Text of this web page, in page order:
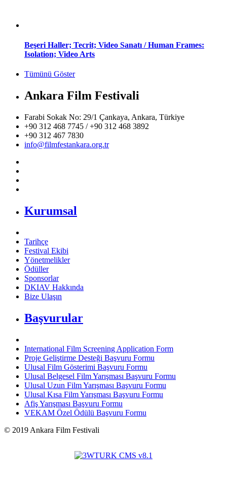
Beşeri Haller; Tecrit; Video Sanatı / Human Frames:
Isolation; Video Arts
Tümünü Göster
Ankara Film Festivali
Farabi Sokak No: 29/1 Çankaya, Ankara, Türkiye
+90 312 468 7745 / +90 312 468 3892
+90 312 467 7830
info@filmfestankara.org.tr
Kurumsal
Tarihçe
Festival Ekibi
Yönetmelikler
Ödüller
Sponsorlar
DKIAV Hakkında
Bize Ulaşın
Başvurular
International Film Screening Application Form
Proje Geliştirme Desteği Başvuru Formu
Ulusal Film Gösterimi Başvuru Formu
Ulusal Belgesel Film Yarışması Başvuru Formu
Ulusal Uzun Film Yarışması Başvuru Formu
Ulusal Kısa Film Yarışması Başvuru Formu
Afiş Yarışması Başvuru Formu
VEKAM Özel Ödülü Başvuru Formu
© 2019 Ankara Film Festivali